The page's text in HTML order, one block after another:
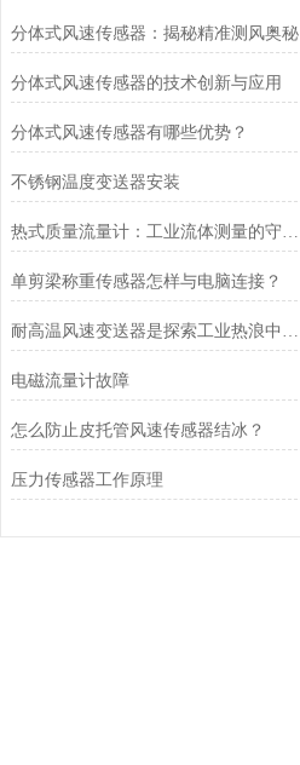
分体式风速传感器：揭秘精准测风奥秘
分体式风速传感器的技术创新与应用
分体式风速传感器有哪些优势？
不锈钢温度变送器安装
热式质量流量计：工业流体测量的守护者
单剪梁称重传感器怎样与电脑连接？
耐高温风速变送器是探索工业热浪中的守护者
电磁流量计故障
怎么防止皮托管风速传感器结冰？
压力传感器工作原理